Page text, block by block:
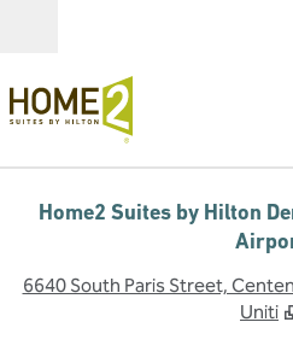
Home2 Suites by Hilton
6640 South Paris Street,
Uniti